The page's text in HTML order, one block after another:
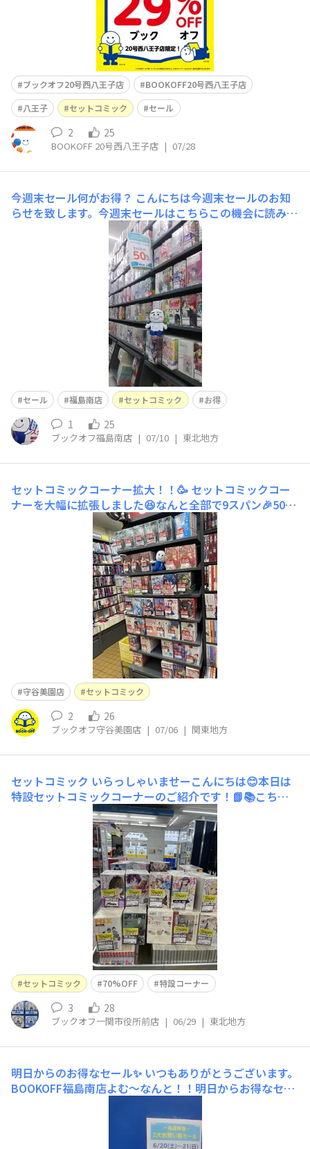
ブックオフ20号西八王子店
BOOKOFF20号西八王子店
八王子
セットコミック セール
2 25
BOOKOFF 20号西八王子店 | 07/28
今週末セール何がお得？ こんにちは今週末セールのお知
らせを致します。今週末セールはこちらこの機会に読みた
かったコミックをまとめて読んてみるのもいいですよ？ご
来店お待ちしております。m(__)m
セール 福島南店 セットコミック お得
1 25
ブックオフ福島南店 | 07/10 | 東北地方
セットコミックコーナー拡大！！🥳 セットコミックコー
ナーを大幅に拡張しました😆なんと全部で9スパン🎉50%
OFFのセットコミックも増えてます😁ぜひご来店ください
守谷美園店 セットコミック
2 26
ブックオフ守谷美園店 | 07/06 | 関東地方
セットコミック いらっしゃいませーこんにちは😊本日は
特設セットコミックコーナーのご紹介です！📗📚こちら
のセットコミックはなんとっ！70%OFF！なんです！読み
たかった本があったらラッキー🍀✌️とってもお買い得でし
かないんです☺️ぜひ当店にご来店下さい😌
セットコミック 70%OFF 特設コーナー
3 28
ブックオフ一関市役所前店 | 06/29 | 東北地方
明日からのお得なセール✨ いつもありがとうございます。
BOOKOFF福島南店よむ～なんと！！明日からお得なセー
んと！！50％offよむ～CD、DVD、ブルーレイも20％off
よむ～福島南店限定✨セールよむ～ぜひお越しくださいよ